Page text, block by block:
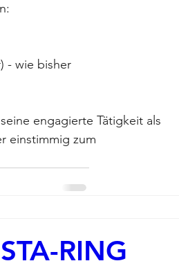
- wie bisher
engagierte Tätigkeit als
einstimmig zum
RING